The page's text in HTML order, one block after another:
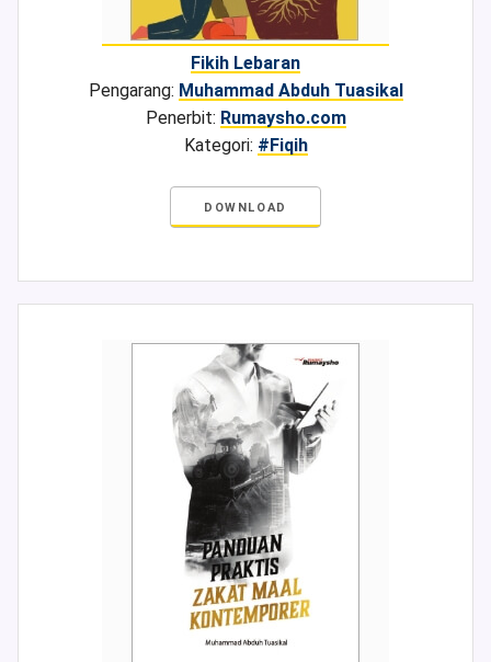
Fikih Lebaran
Pengarang: Muhammad Abduh Tuasikal
Penerbit: Rumaysho.com
Kategori: #Fiqih
DOWNLOAD